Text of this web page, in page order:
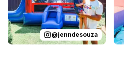
@jenndesouza